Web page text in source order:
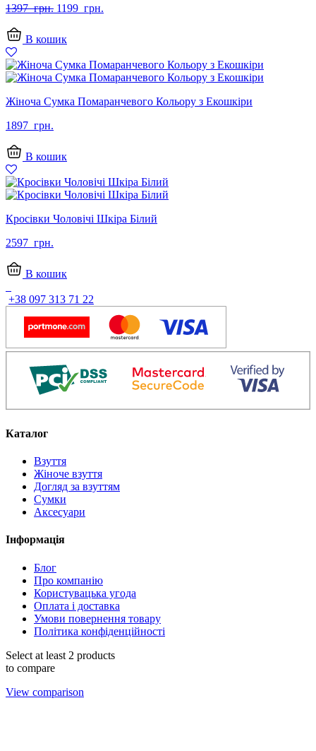
1397 грн. Оригінальна
грн..
1199 грн.
В кошик
Жіноча Сумка Помаранчевого Кольору з Екошкіри
1897 грн.
В кошик
Кросівки Чоловічі Шкіра Білий
2597 грн.
В кошик
+38 097 313 71 22
Каталог
Взуття
Жіноче взуття
Догляд за взуттям
Сумки
Аксесуари
Інформація
Блог
Про компанію
Користувацька угода
Оплата і доставка
Умови повернення товару
Політика конфіденційності
Select at least 2 products
to compare
View comparison